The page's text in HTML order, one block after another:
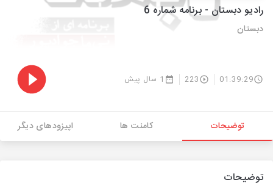
رادیو دبستان - برنامه شماره 6
دبستان
01:39:29
223 1 سال پیش
توضیحات کامنت ها اپیزودهای دیگر
توضیحات